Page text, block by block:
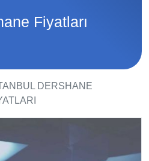
Fiyatları
DERSHANE